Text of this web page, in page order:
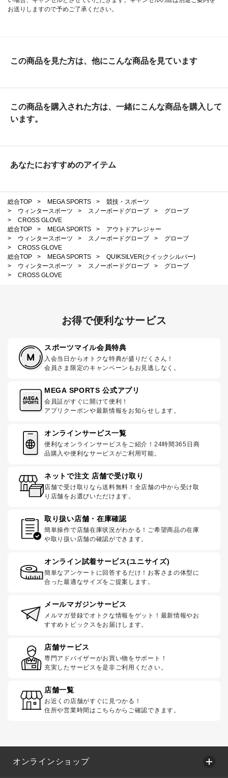
お送りしますので予めご了承ください。
この商品を見た方は、他にこんな商品を見ています
この商品を購入された方は、一緒にこんな商品を購入して
います。
あなたにおすすめのアイテム
総合TOP > MEGA SPORTS >
競技・スポーツ
>
ウィンタースポーツ > スノーボードグローブ >
グローブ
>
CROSS GLOVE
総合TOP
> MEGA SPORTS >
アウトドアレジャー
>
ウィンタースポーツ > スノーボードグローブ >
グローブ
>
CROSS GLOVE
総合TOP
> MEGA SPORTS >
QUIKSILVER(クイックシルバー)
>
ウィンタースポーツ > スノーボードグローブ >
グローブ
>
CROSS GLOVE
お得で便利なサービス
スポーツマイル会員特典
入会当日からオトクな特典が盛りだくさん！
会員さま限定のキャンペーンもお見逃しなく。
MEGA SPORTS 公式アプリ
会員証がすぐに開けて便利！
アプリクーポンや最新情報をお知らせします。
オンラインサービス一覧
便利なオンラインサービスをご紹介！24時間365日商
品購入や便利なサービスがご利用可能。
ネットで注文 店舗で受け取り
店舗で受け取りなら送料無料！全店舗の中から受け取
り店舗をお選びいただけます。
取り扱い店舗・在庫確認
簡単操作で店舗在庫状況がわかる！ご希望商品の在庫
や取り扱い店舗の確認ができます。
オンライン試着サービス(ユニサイズ)
簡単なアンケートに回答するだけ！お客さまの体型に
合った最適なサイズをご提案します。
メールマガジンサービス
メルマガ登録でオトクな情報をゲット！最新情報やお
すすめトピックスをお届けします。
店舗サービス
専門アドバイザーがお買い物をサポート！
充実したサービスを是非ご利用ください。
店舗一覧
お近くの店舗がすぐに見つかる！
住所や営業時間はこちらからご確認できます。
オンラインショップ